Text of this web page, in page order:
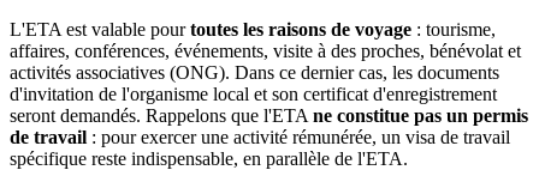
L'ETA est valable pourtoutes les raisons de voyage : tourisme,
affaires, conférences, événements, visite à des proches, bénévolat et
activités associatives (ONG). Dans ce dernier cas, les documents
d'invitation de l'organisme local et son certificat d'enregistrement
seront demandés. Rappelons que l'ETA ne constitue pas un permis
de travail : pour exercer une activité rémunérée, un visa de travail
spécifique reste indispensable, en parallèle de l'ETA.